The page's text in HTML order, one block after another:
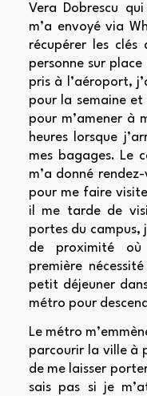
Vera Dobrescu
m’a envoyé via
récupérer les clés
personne sur
pris à l’aéroport,
pour la semaine et
pour m’amener à
heures lorsque
mes bagages. Le
m’a donné
pour me faire
il me tarde de
portes du campus,
de proximité où
première
petit déjeuner
métro pour
Le métro
parcourir la ville à
de me laisser
sais pas si je